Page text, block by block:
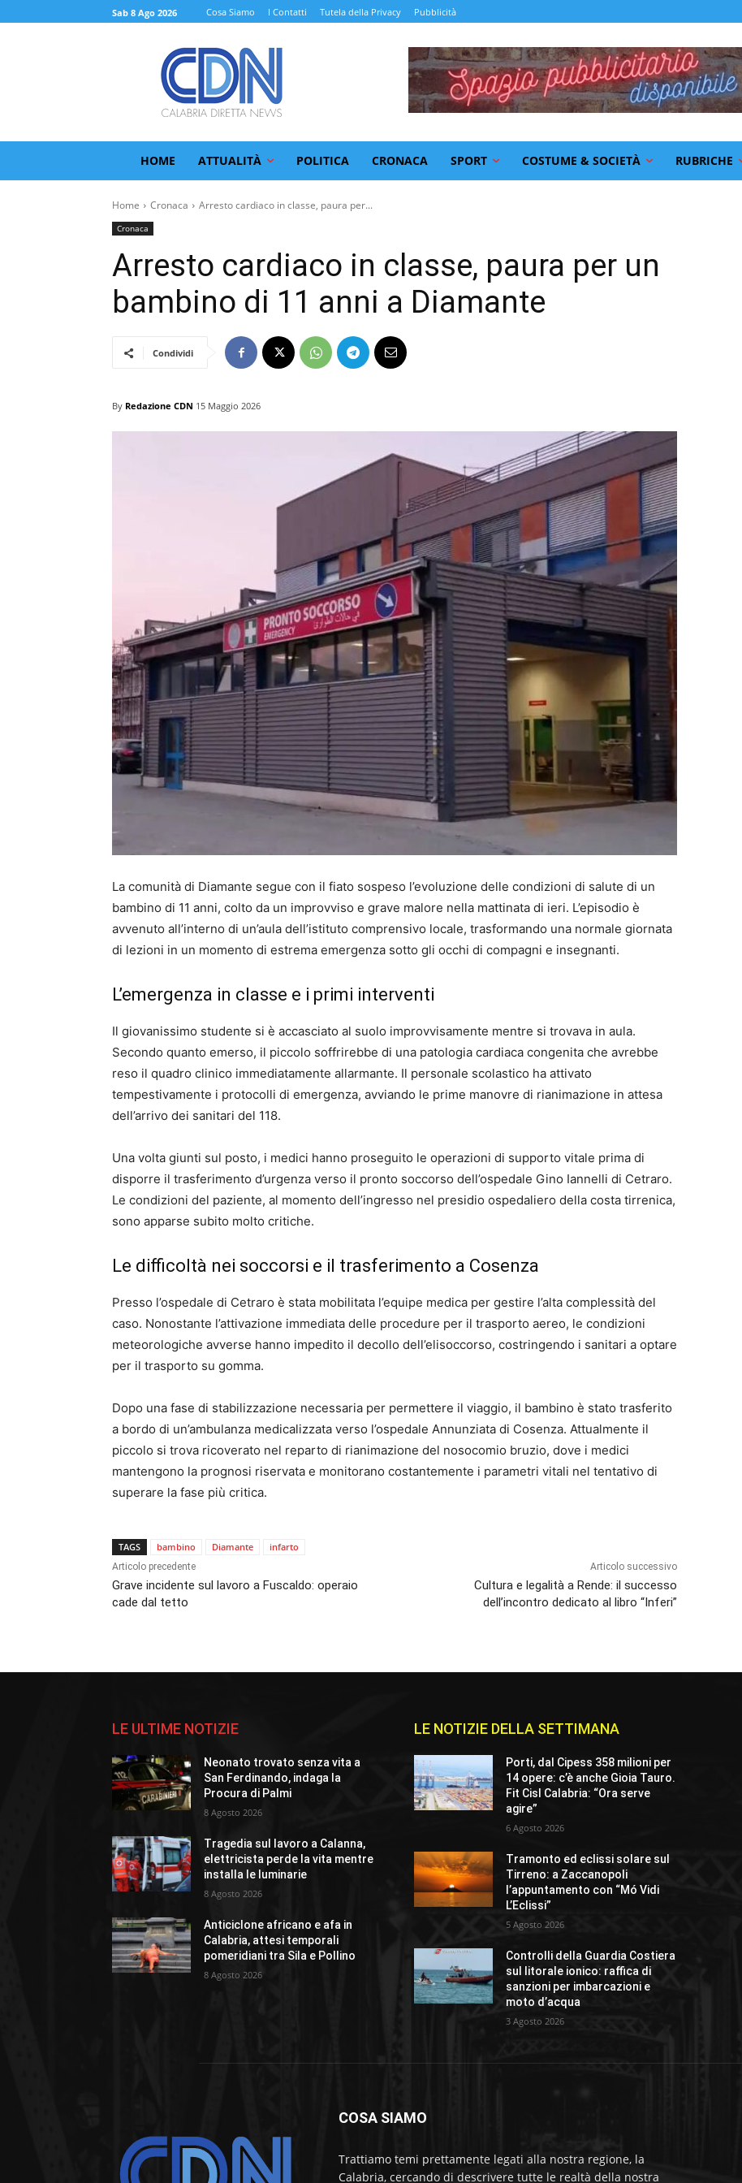
Sab 8 Ago 2026 Cosa Siamo I Contatti Tutela della Privacy Pubblicità
HOME ATTUALITÀ POLITICA CRONACA SPORT COSTUME & SOCIETÀ RUBRICHE
Home Cronaca Arresto cardiaco in classe, paura per...
Cronaca
Arresto cardiaco in classe, paura per un
bambino di 11 anni a Diamante
Condividi
By Redazione CDN 15 Maggio 2026
La comunità di Diamante segue con il fiato sospeso l’evoluzione delle condizioni di salute di un
bambino di 11 anni, colto da un improvviso e grave malore nella mattinata di ieri. L’episodio è
avvenuto all’interno di un’aula dell’istituto comprensivo locale, trasformando una normale giornata
di lezioni in un momento di estrema emergenza sotto gli occhi di compagni e insegnanti.
L’emergenza in classe e i primi interventi
Il giovanissimo studente si è accasciato al suolo improvvisamente mentre si trovava in aula.
Secondo quanto emerso, il piccolo soffrirebbe di una patologia cardiaca congenita che avrebbe
reso il quadro clinico immediatamente allarmante. Il personale scolastico ha attivato
tempestivamente i protocolli di emergenza, avviando le prime manovre di rianimazione in attesa
dell’arrivo dei sanitari del 118.
Una volta giunti sul posto, i medici hanno proseguito le operazioni di supporto vitale prima di
disporre il trasferimento d’urgenza verso il pronto soccorso dell’ospedale Gino Iannelli di Cetraro.
Le condizioni del paziente, al momento dell’ingresso nel presidio ospedaliero della costa tirrenica,
sono apparse subito molto critiche.
Le difficoltà nei soccorsi e il trasferimento a Cosenza
Presso l’ospedale di Cetraro è stata mobilitata l’equipe medica per gestire l’alta complessità del
caso. Nonostante l’attivazione immediata delle procedure per il trasporto aereo, le condizioni
meteorologiche avverse hanno impedito il decollo dell’elisoccorso, costringendo i sanitari a optare
per il trasporto su gomma.
Dopo una fase di stabilizzazione necessaria per permettere il viaggio, il bambino è stato trasferito
a bordo di un’ambulanza medicalizzata verso l’ospedale Annunziata di Cosenza. Attualmente il
piccolo si trova ricoverato nel reparto di rianimazione del nosocomio bruzio, dove i medici
mantengono la prognosi riservata e monitorano costantemente i parametri vitali nel tentativo di
superare la fase più critica.
TAGS bambino Diamante infarto
Articolo precedente
Grave incidente sul lavoro a Fuscaldo: operaio
cade dal tetto
Articolo successivo
Cultura e legalità a Rende: il successo
dell’incontro dedicato al libro “Inferi”
LE ULTIME NOTIZIE
Neonato trovato senza vita a
San Ferdinando, indaga la
Procura di Palmi
8 Agosto 2026
Tragedia sul lavoro a Calanna,
elettricista perde la vita mentre
installa le luminarie
8 Agosto 2026
Anticiclone africano e afa in
Calabria, attesi temporali
pomeridiani tra Sila e Pollino
8 Agosto 2026
LE NOTIZIE DELLA SETTIMANA
Porti, dal Cipess 358 milioni per
14 opere: c’è anche Gioia Tauro.
Fit Cisl Calabria: “Ora serve
agire”
6 Agosto 2026
Tramonto ed eclissi solare sul
Tirreno: a Zaccanopoli
l’appuntamento con “Mó Vidi
L’Eclissi”
5 Agosto 2026
Controlli della Guardia Costiera
sul litorale ionico: raffica di
sanzioni per imbarcazioni e
moto d’acqua
3 Agosto 2026
COSA SIAMO
Trattiamo temi prettamente legati alla nostra regione, la
Calabria, cercando di descrivere tutte le realtà della nostra